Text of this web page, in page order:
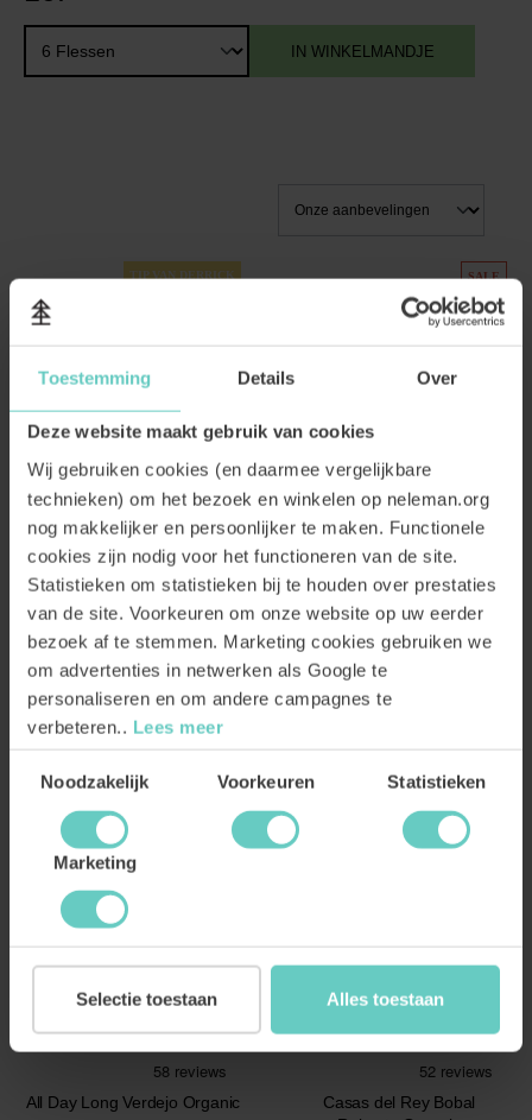
Toestemming Details Over
Deze website maakt gebruik van cookies
Wij gebruiken cookies (en daarmee vergelijkbare
technieken) om het bezoek en winkelen op neleman.org
nog makkelijker en persoonlijker te maken. Functionele
cookies zijn nodig voor het functioneren van de site.
Statistieken om statistieken bij te houden over prestaties
van de site. Voorkeuren om onze website op uw eerder
bezoek af te stemmen. Marketing cookies gebruiken we
om advertenties in netwerken als Google te
personaliseren en om andere campagnes te
verbeteren.. Lees meer
Toestemmingsselectie
Noodzakelijk Voorkeuren Statistieken
Marketing
Alles toestaan
Selectie toestaan
IN WINKELMANDJE
TIP VAN DERRICK
Just Fucking Good Wine
White Organic
Misschien wel onze állerbeste
witte wijn
14.
BESTEL
SALE
-20%
Derrick Tempranillo Organic
Tempranillo op zijn fruitigst
Fruitig rood Tempranillo
7.
BESTEL
BESTSELLER
All Day Long Verdejo Organic
TIP VAN DERRICK
Casas del Rey Bobal